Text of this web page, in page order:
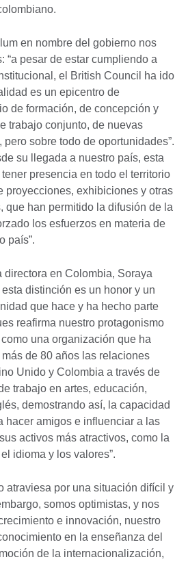
en nombre del gobierno nos
“a pesar de estar cumpliendo a
el British Council ha ido
es un epicentro de
de formación, de concepción y
trabajo conjunto, de nuevas
sobre todo de oportunidades”.
su llegada a nuestro país, esta
presencia en todo el territorio
proyecciones, exhibiciones y otras
que han permitido la difusión de la
los esfuerzos en materia de
país”.
directora en Colombia, Soraya
distinción es un honor y un
que hace y ha hecho parte
reafirma nuestro protagonismo
una organización que ha
de 80 años las relaciones
Unido y Colombia a través de
trabajo en artes, educación,
demostrando así, la capacidad
hacer amigos e influenciar a las
activos más atractivos, como la
idioma y los valores”.
atraviesa por una situación difícil y
somos optimistas, y nos
e innovación, nuestro
en la enseñanza del
de la internacionalización,